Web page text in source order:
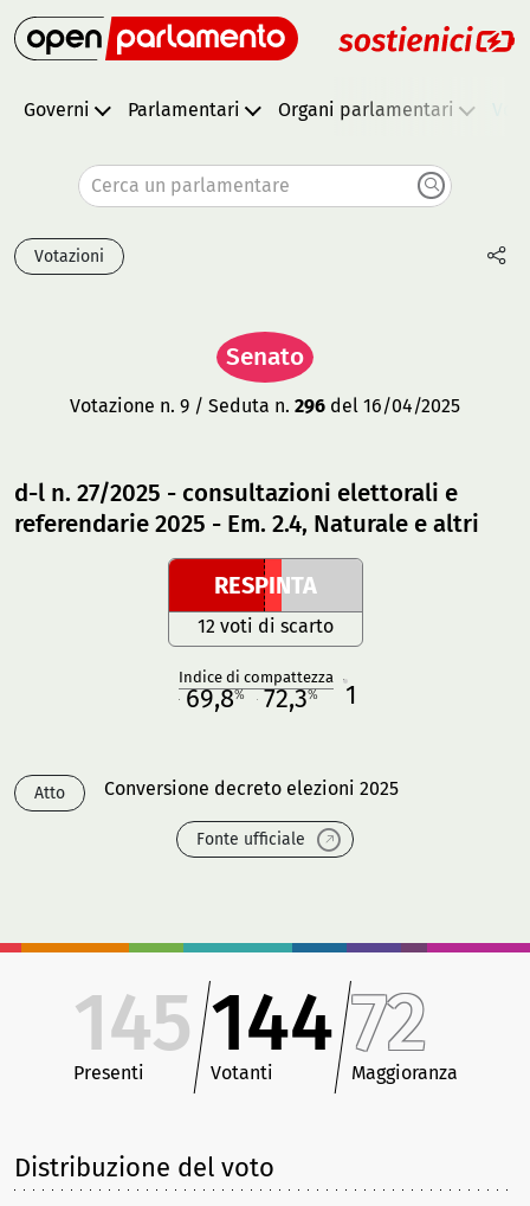
Governi Parlamentari Organi parlamentari
Cerca un parlamentare
Votazioni
Senato
Votazione n. 9 / Seduta n. 296 del 16/04/2025
d-l n. 27/2025 - consultazioni elettorali e
referendarie 2025 - Em. 2.4, Naturale e altri
RESPINTA
12 voti di scarto
Indice di compattezza
69,8% 72,3% 1
Atto Conversione decreto elezioni 2025
Fonte ufficiale
145
Presenti
144
Votanti
72
Maggioranza
Distribuzione del voto